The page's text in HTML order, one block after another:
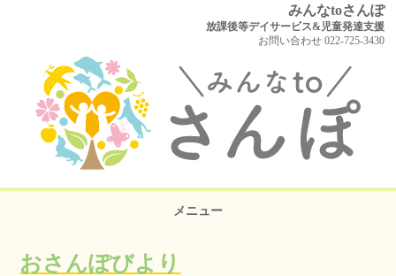
みんなtoさんぽ
放課後等デイサービス&児童発達支援
お問い合わせ 022-725-3430
メニュー
おさんぽびより